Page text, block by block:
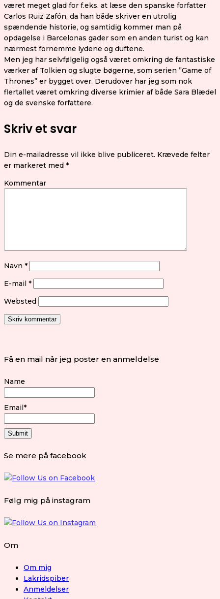
været meget glad for f.eks. at læse den spanske forfatter
Carlos Ruiz Zafón, da han både skriver en utrolig
spændende historie, og samtidig kommer man på
opdagelse i Barcelonas gader som en anden turist og kan
nærmest fornemme lydene og duftene.
Men jeg har selvfølgelig også været omkring de fantastiske
værker af Tolkien og slugte bøgerne, som serien ”Game of
Thrones” er bygget over. Derudover har jeg som nok
flertallet været omkring diverse krimier af både Sara Blædel
og de svenske forfattere.
Skriv et svar
Din e-mailadresse vil ikke blive publiceret. Krævede felter
er markeret med *
Kommentar
Navn *
E-mail *
Websted
Få en mail når jeg poster en anmeldelse
Name
Email*
Se mere på facebook
Følg mig på instagram
Om
Om mig
Lakridspiber
Anmeldelser